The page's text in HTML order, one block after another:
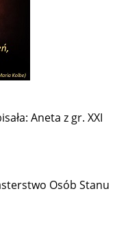
Aneta z gr. XXI
Osób Stanu